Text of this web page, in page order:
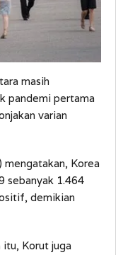
masih
pandemi pertama
varian
mengatakan, Korea
sebanyak 1.464
demikian
itu, Korut juga